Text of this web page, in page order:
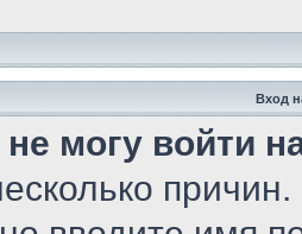
Вход
могу войти